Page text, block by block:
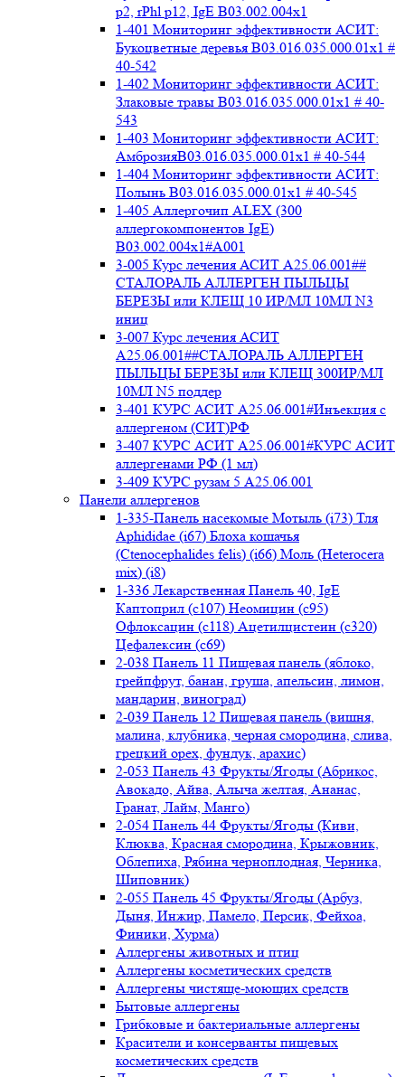
p2, rPhl p12, IgE В03.002.004x1
1-401 Мониторинг эффективности АСИТ:
Букоцветные деревья B03.016.035.000.01x1 #
40-542
1-402 Мониторинг эффективности АСИТ:
Злаковые травы B03.016.035.000.01x1 # 40-
543
1-403 Мониторинг эффективности АСИТ:
АмброзияB03.016.035.000.01x1 # 40-544
1-404 Мониторинг эффективности АСИТ:
Полынь B03.016.035.000.01x1 # 40-545
1-405 Аллергочип ALEX (300
аллергокомпонентов IgE)
В03.002.004x1#А001
3-005 Курс лечения АСИТ А25.06.001##
СТАЛОРАЛЬ АЛЛЕРГЕН ПЫЛЬЦЫ
БЕРЕЗЫ или КЛЕЩ 10 ИР/МЛ 10МЛ N3
иниц
3-007 Курс лечения АСИТ
А25.06.001##СТАЛОРАЛЬ АЛЛЕРГЕН
ПЫЛЬЦЫ БЕРЕЗЫ или КЛЕЩ 300ИР/МЛ
10МЛ N5 поддер
3-401 КУРС АСИТ А25.06.001#Инъекция с
аллергеном (СИТ)РФ
3-407 КУРС АСИТ А25.06.001#КУРС АСИТ
аллергенами РФ (1 мл)
3-409 КУРС рузам 5 А25.06.001
Панели аллергенов
1-335-Панель насекомые Мотыль (i73) Тля
Aphididae (i67) Блоха кошачья
(Ctenocephalides felis) (i66) Моль (Heterocera
mix) (i8)
1-336 Лекарственная Панель 40, IgE
Каптоприл (с107) Неомицин (c95)
Офлоксацин (с118) Ацетилцистеин (с320)
Цефалексин (с69)
2-038 Панель 11 Пищевая панель (яблоко,
грейпфрут, банан, груша, апельсин, лимон,
мандарин, виноград)
2-039 Панель 12 Пищевая панель (вишня,
малина, клубника, черная смородина, слива,
грецкий орех, фундук, арахис)
2-053 Панель 43 Фрукты/Ягоды (Абрикос,
Авокадо, Айва, Алыча желтая, Ананас,
Гранат, Лайм, Манго)
2-054 Панель 44 Фрукты/Ягоды (Киви,
Клюква, Красная смородина, Крыжовник,
Облепиха, Рябина черноплодная, Черника,
Шиповник)
2-055 Панель 45 Фрукты/Ягоды (Арбуз,
Дыня, Инжир, Памело, Персик, Фейхоа,
Финики, Хурма)
Аллергены животных и птиц
Аллергены косметических средств
Аллергены чистяще-моющих средств
Бытовые аллергены
Грибковые и бактериальные аллергены
Красители и консерванты пищевых
косметических средств